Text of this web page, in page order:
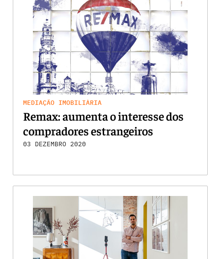
MEDIAÇÃO IMOBILIÁRIA
Remax: aumenta o interesse dos
compradores estrangeiros
03 DEZEMBRO 2020